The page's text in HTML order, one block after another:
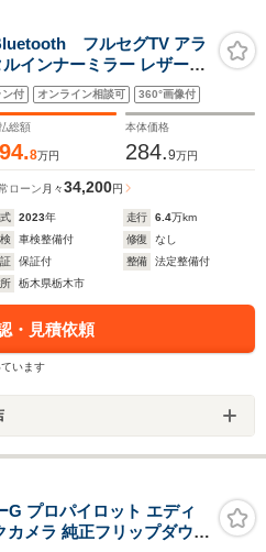
フルセグTV アラ
インナーミラー レザーシ
ラー 運転席パワーシート
動バックドア ETC2.0
ン付 オンライン相談可 360°画像付
総額
8万円
本体価格
284.9万円
ローン 月々34,200円
2023年 走行 6.4万km
車検整備付 修復
なし
保証付 整備
法定整備付
栃木県栃木市
・見積依頼
います
プロパイロット エディ
メラ 純正フリップダウン